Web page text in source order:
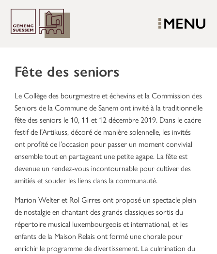
MENU
Fête des seniors
Le Collège des bourgmestre et échevins et la Commission des
Seniors de la Commune de Sanem ont invité à la traditionnelle
fête des seniors le 10, 11 et 12 décembre 2019. Dans le cadre
festif de l’Artikuss, décoré de manière solennelle, les invités
ont profité de l’occasion pour passer un moment convivial
ensemble tout en partageant une petite agape. La fête est
devenue un rendez-vous incontournable pour cultiver des
amitiés et souder les liens dans la communauté.
Marion Welter et Rol Girres ont proposé un spectacle plein
de nostalgie en chantant des grands classiques sortis du
répertoire musical luxembourgeois et international, et les
enfants de la Maison Relais ont formé une chorale pour
enrichir le programme de divertissement. La culmination du